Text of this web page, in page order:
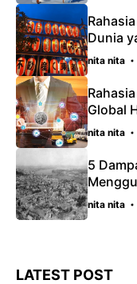
Dunia
nita nita
Global
nita nita
5
nita nita
LATEST POST